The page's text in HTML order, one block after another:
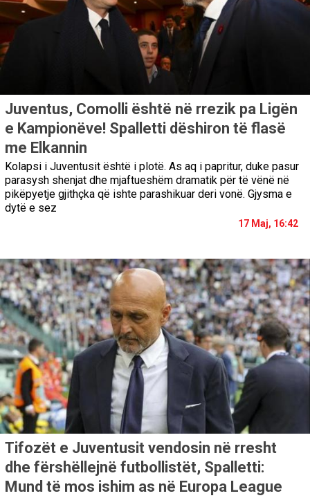
Juventus, Comolli është në rrezik pa Ligën
e Kampionëve! Spalletti dëshiron të flasë
me Elkannin
Kolapsi i Juventusit është i plotë. As aq i papritur, duke pasur
parasysh shenjat dhe mjaftueshëm dramatik për të vënë në
pikëpyetje gjithçka që ishte parashikuar deri vonë. Gjysma e
dytë e sez
17 Maj, 16:42
Tifozët e Juventusit vendosin në rresht
dhe fërshëllejnë futbollistët, Spalletti:
Mund të mos ishim as në Europa League